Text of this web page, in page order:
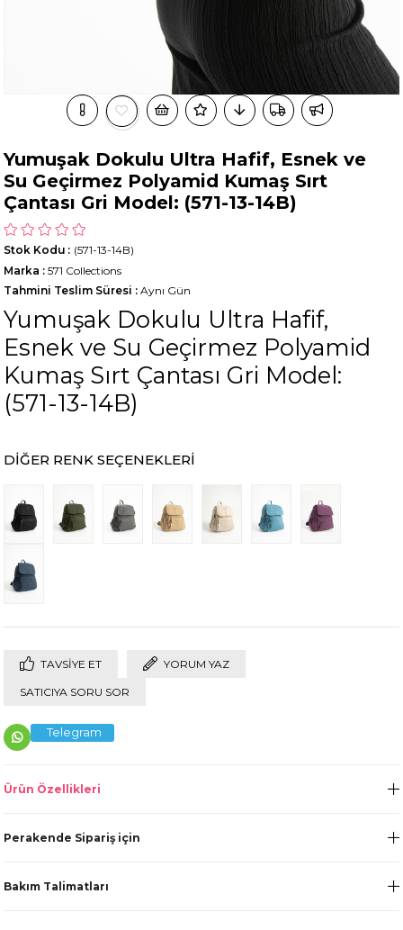
Yumuşak Dokulu Ultra Hafif, Esnek ve
Su Geçirmez Polyamid Kumaş Sırt
Çantası Gri Model: (571-13-14B)
(571-13-14B)
Stok Kodu
Marka : 571 Collections
Tahmini Teslim Süresi : Aynı Gün
Yumuşak Dokulu Ultra Hafif,
Esnek ve Su Geçirmez Polyamid
Kumaş Sırt Çantası Gri Model:
(571-13-14B)
DIĞER RENK SEÇENEKLERI
TAVSIYE ET YORUM YAZ
SATICIYA SORU SOR
Telegram
Ürün Özellikleri
Perakende Sipariş için
Bakım Talimatları